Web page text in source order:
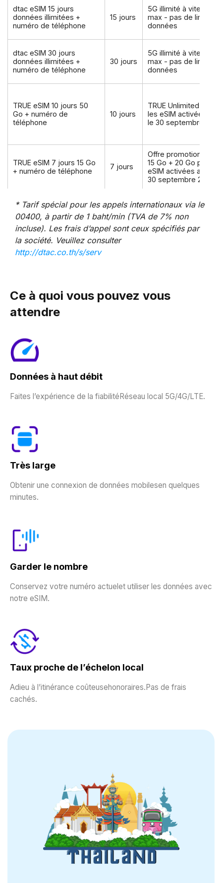
dtac eSIM 15 jours
données illimitées +
numéro de téléphone
15 jours
5G illimité à vitesse
max - pas de limite
données
dtac eSIM 30 jours
données illimitées +
numéro de téléphone
30 jours
5G illimité à vitesse
max - pas de limite
données
TRUE eSIM 10 jours 50
Go + numéro de
téléphone
10 jours
TRUE Unlimited pour
les eSIM activées
le 30 septembre 2026
TRUE eSIM 7 jours 15 Go
+ numéro de téléphone
7 jours
Offre promotionnelle
15 Go + 20 Go pour
eSIM activées avant
30 septembre 2026
* Tarif spécial pour les appels internationaux via le
00400, à partir de 1 baht/min (TVA de 7% non
incluse). Les frais d’appel sont ceux spécifiés par
la société. Veuillez consulter
http://dtac.co.th/s/serv
Ce à quoi vous pouvez vous
attendre
Données à haut débit
Faites l’expérience de la fiabilitéRéseau local 5G/4G/LTE.
Très large
Obtenir une connexion de données mobilesen quelques
minutes.
Garder le nombre
Conservez votre numéro actuelet utiliser les données avec
notre eSIM.
Taux proche de l’échelon local
Adieu à l’itinérance coûteusehonoraires.Pas de frais
cachés.